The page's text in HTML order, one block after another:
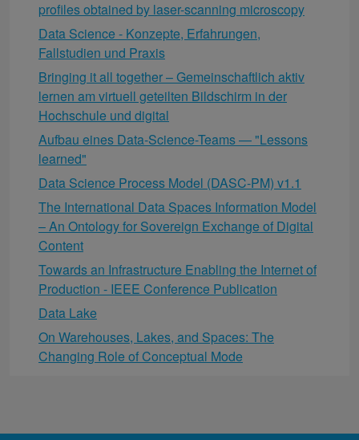
profiles obtained by laser-scanning microscopy
Data Science - Konzepte, Erfahrungen,
Fallstudien und Praxis
Bringing it all together – Gemeinschaftlich aktiv
lernen am virtuell geteilten Bildschirm in der
Hochschule und digital
Aufbau eines Data-Science-Teams — "Lessons
learned"
Data Science Process Model (DASC-PM) v1.1
The International Data Spaces Information Model
– An Ontology for Sovereign Exchange of Digital
Content
Towards an Infrastructure Enabling the Internet of
Production - IEEE Conference Publication
Data Lake
On Warehouses, Lakes, and Spaces: The
Changing Role of Conceptual Mode